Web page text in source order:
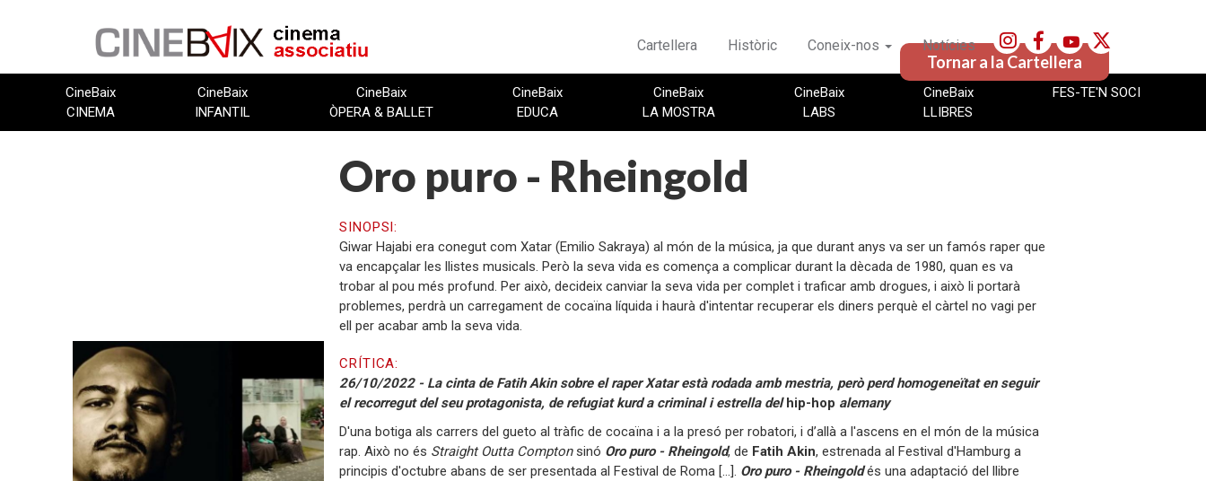
Cartellera Històric Coneix-nos Notícies
CineBaix
CINEMA
CineBaix
INFANTIL
CineBaix
ÒPERA & BALLET
CineBaix
EDUCA
CineBaix
LA MOSTRA
CineBaix
LABS
CineBaix
LLIBRES
FES-TE'N SOCI
Oro puro - Rheingold
Tornar a la Cartellera
FITXA TÈCNICA
Direcció:
Fatih Akin
Guió:
Fatih Akin
SINOPSI:
Giwar Hajabi era conegut com Xatar (Emilio Sakraya) al món de la música, ja que durant anys va ser un famós raper que
va encapçalar les llistes musicals. Però la seva vida es comença a complicar durant la dècada de 1980, quan es va
trobar al pou més profund. Per això, decideix canviar la seva vida per complet i traficar amb drogues, i això li portarà
problemes, perdrà un carregament de cocaïna líquida i haurà d'intentar recuperar els diners perquè el càrtel no vagi per
ell per acabar amb la seva vida.
CRÍTICA:
26/10/2022 - La cinta de Fatih Akin sobre el raper Xatar està rodada amb mestria, però perd homogeneïtat en seguir
el recorregut del seu protagonista, de refugiat kurd a criminal i estrella delhip-hop alemany
D'una botiga als carrers del gueto al tràfic de cocaïna i a la presó per robatori, i d’allà a l'ascens en el món de la música
rap. Això no és Straight Outta Comptonsinó Oro puro - Rheingold, de Fatih Akin, estrenada al Festival d'Hamburg a
principis d'octubre abans de ser presentada al Festival de Roma [...]. Oro puro - Rheingoldés una adaptació del llibre